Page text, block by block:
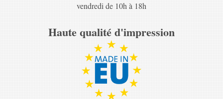
vendredi de 10h à 18h
Haute qualité d'impression